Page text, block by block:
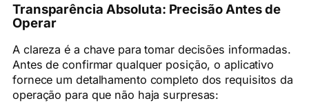
Transparência Absoluta: Precisão Antes de
Operar
A clareza é a chave para tomar decisões informadas.
Antes de confirmar qualquer posição, o aplicativo
fornece um detalhamento completo dos requisitos da
operação para que não haja surpresas: